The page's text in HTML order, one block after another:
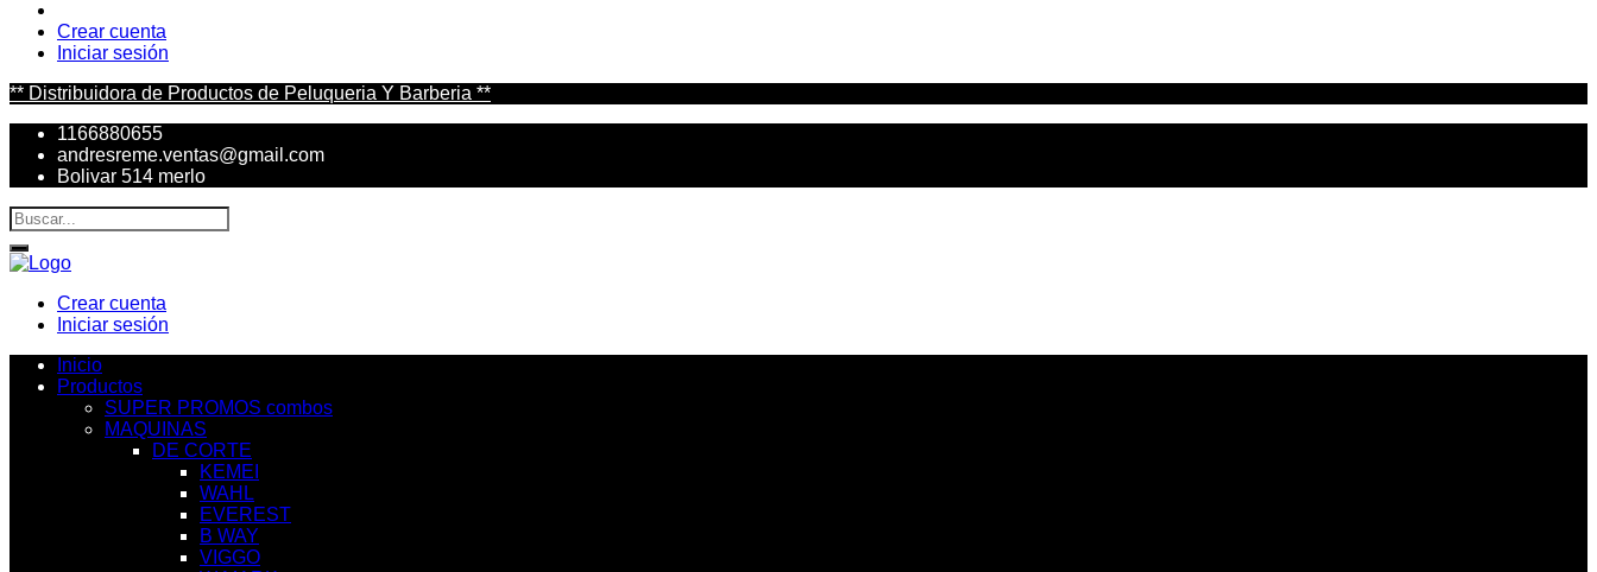
Crear cuenta
Iniciar sesión
** Distribuidora de Productos de Peluqueria Y Barberia **
1166880655
andresreme.ventas@gmail.com
Bolivar 514 merlo
Crear cuenta
Iniciar sesión
Inicio
Productos
SUPER PROMOS combos
MAQUINAS
DE CORTE
KEMEI
WAHL
EVEREST
B WAY
VIGGO